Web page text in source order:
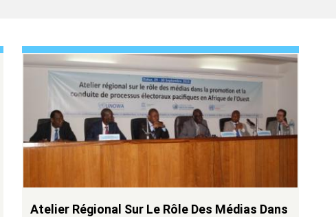
Atelier Régional Sur Le Rôle Des Médias Dans